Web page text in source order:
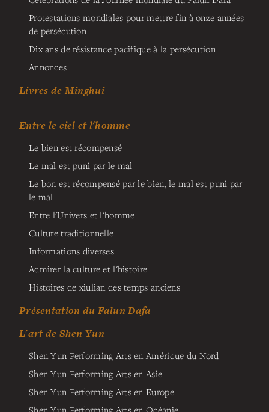
Protestations mondiales pour mettre fin à onze années
de persécution
Dix ans de résistance pacifique à la persécution
Annonces
Livres de Minghui
Entre le ciel et l'homme
Le bien est récompensé
Le mal est puni par le mal
Le bon est récompensé par le bien, le mal est puni par
le mal
Entre l'Univers et l'homme
Culture traditionnelle
Informations diverses
Admirer la culture et l'histoire
Histoires de xiulian des temps anciens
Présentation du Falun Dafa
L'art de Shen Yun
Shen Yun Performing Arts en Amérique du Nord
Shen Yun Performing Arts en Asie
Shen Yun Performing Arts en Europe
Shen Yun Performing Arts en Océanie